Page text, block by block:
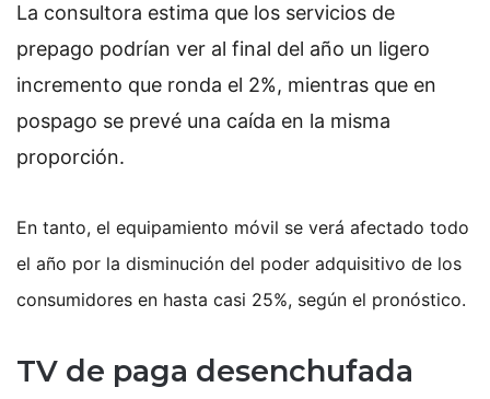
La consultora estima que los servicios de
prepago podrían ver al final del año un ligero
incremento que ronda el 2%, mientras que en
pospago se prevé una caída en la misma
proporción.
En tanto, el equipamiento móvil se verá afectado todo
el año por la disminución del poder adquisitivo de los
consumidores en hasta casi 25%, según el pronóstico.
TV de paga desenchufada